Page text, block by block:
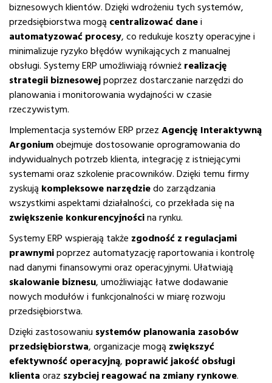
biznesowych klientów. Dzięki wdrożeniu tych systemów,
przedsiębiorstwa mogą centralizować danei
automatyzować procesy, co redukuje koszty operacyjne i
minimalizuje ryzyko błędów wynikających z manualnej
obsługi. Systemy ERP umożliwiają również realizację
strategii biznesowejpoprzez dostarczanie narzędzi do
planowania i monitorowania wydajności w czasie
rzeczywistym.
Implementacja systemów ERP przez Agencję Interaktywną
Argoniumobejmuje dostosowanie oprogramowania do
indywidualnych potrzeb klienta, integrację z istniejącymi
systemami oraz szkolenie pracowników. Dzięki temu firmy
zyskują kompleksowe narzędziedo zarządzania
wszystkimi aspektami działalności, co przekłada się na
zwiększenie konkurencyjnościna rynku.
Systemy ERP wspierają także zgodność z regulacjami
prawnymipoprzez automatyzację raportowania i kontrolę
nad danymi finansowymi oraz operacyjnymi. Ułatwiają
skalowanie biznesu, umożliwiając łatwe dodawanie
nowych modułów i funkcjonalności w miarę rozwoju
przedsiębiorstwa.
Dzięki zastosowaniu systemów planowania zasobów
przedsiębiorstwa, organizacje mogą zwiększyć
efektywność operacyjną, poprawić jakość obsługi
klienta oraz szybciej reagować na zmiany rynkowe.